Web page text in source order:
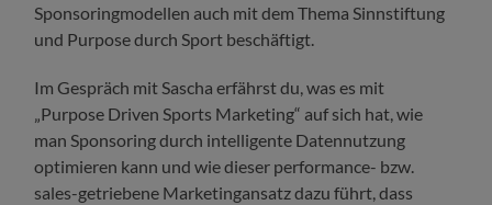
Sponsoringmodellen auch mit dem Thema Sinnstiftung
und Purpose durch Sport beschäftigt.
Im Gespräch mit Sascha erfährst du, was es mit
„Purpose Driven Sports Marketing“ auf sich hat, wie
man Sponsoring durch intelligente Datennutzung
optimieren kann und wie dieser performance- bzw.
sales-getriebene Marketingansatz dazu führt, dass